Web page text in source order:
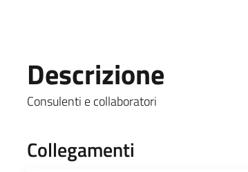
Descrizione
Consulenti e collaboratori
Collegamenti